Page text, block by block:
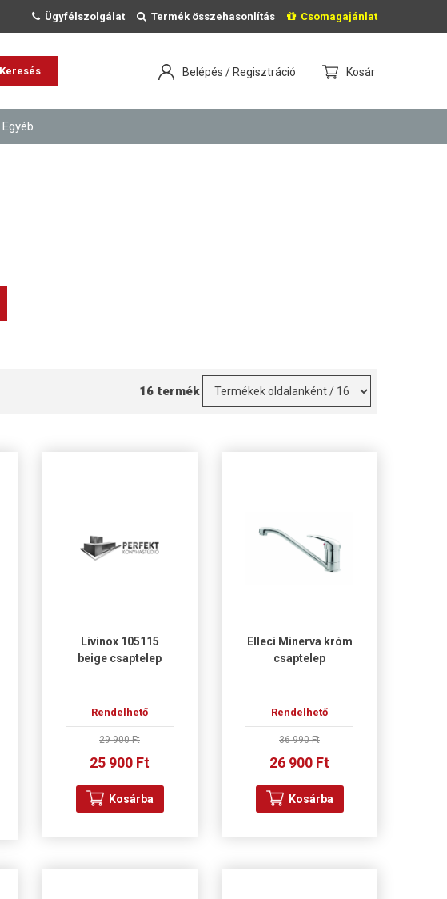
Ügyfélszolgálat Termék összehasonlítás Csomagajánlat
Keresés Belépés / Regisztráció Kosár
Egyéb
16 termék
Livinox 105115
beige csaptelep
Rendelhető
29 900 Ft
25 900 Ft
Kosárba
Elleci Minerva króm
csaptelep
Rendelhető
36 990 Ft
26 900 Ft
Kosárba